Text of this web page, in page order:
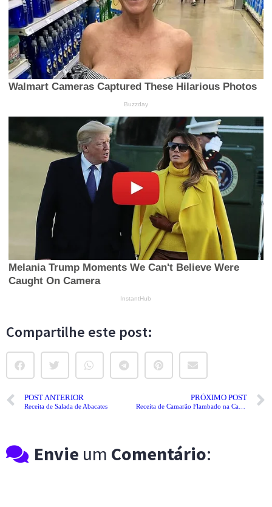
Compartilhe este post:
POST ANTERIOR
Receita de Salada de Abacates
PRÓXIMO POST
Receita de Camarão Flambado na Cachaça
Envie um Comentário: